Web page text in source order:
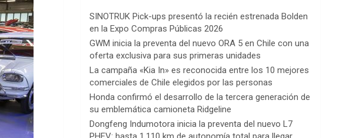
SINOTRUK Pick-ups presentó la recién estrenada Bolden
en la Expo Compras Públicas 2026
GWM inicia la preventa del nuevo ORA 5 en Chile con una
oferta exclusiva para sus primeras unidades
La campaña «Kia In» es reconocida entre los 10 mejores
comerciales de Chile elegidos por las personas
Honda confirmó el desarrollo de la tercera generación de
su emblemática camioneta Ridgeline
Dongfeng Indumotora inicia la preventa del nuevo L7